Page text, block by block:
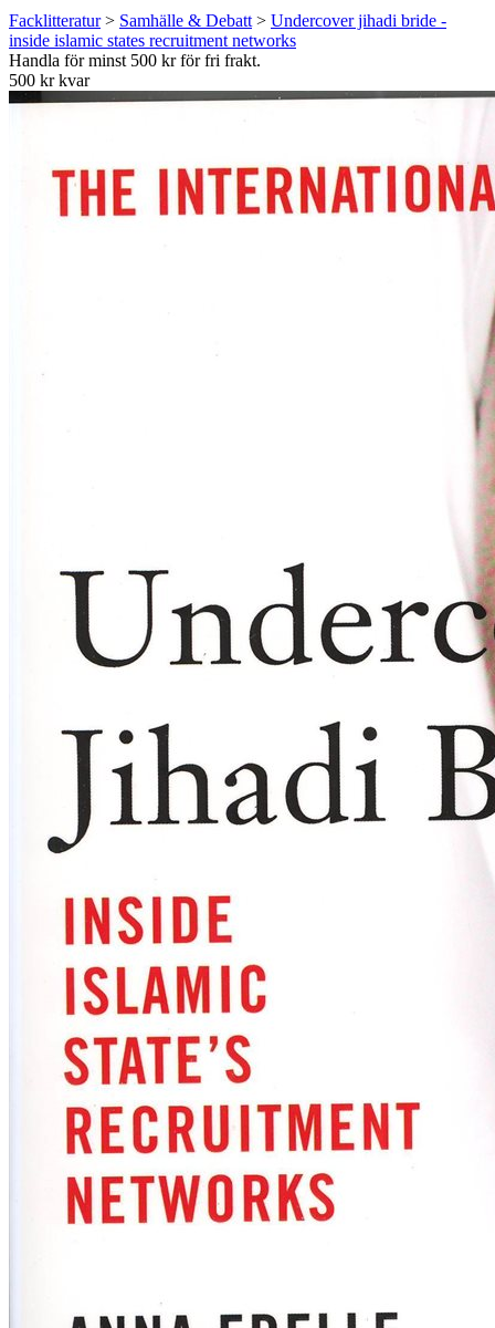
Facklitteratur> Samhälle & Debatt > Undercover jihadi bride -
inside islamic states recruitment networks
Handla för minst 500 kr för fri frakt.
500 kr kvar